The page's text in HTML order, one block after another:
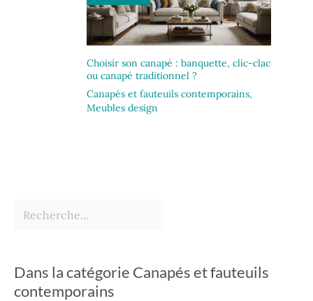
Choisir son canapé : banquette, clic-clac
ou canapé traditionnel ?
Canapés et fauteuils contemporains,
Meubles design
Dans la catégorie Canapés et fauteuils
contemporains